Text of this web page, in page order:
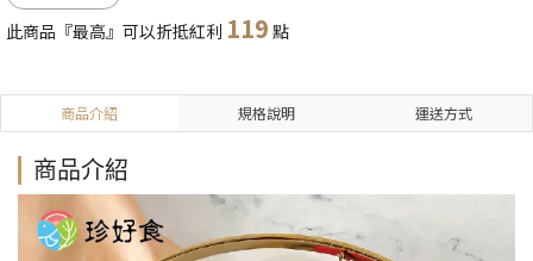
此商品『最高』可以折抵紅利 119 點
商品介紹 規格說明 運送方式
商品介紹